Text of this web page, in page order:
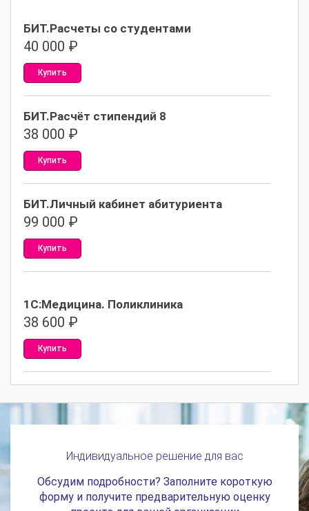
БИТ.Расчеты со студентами
40 000 ₽
Купить
БИТ.Расчёт стипендий 8
38 000 ₽
Купить
БИТ.Личный кабинет абитуриента
99 000 ₽
Купить
1С:Медицина. Поликлиника
38 600 ₽
Купить
Индивидуальное решение для вас
Обсудим подробности? Заполните короткую
форму и получите предварительную оценку